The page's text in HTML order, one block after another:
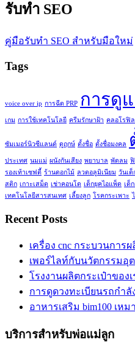
รับทำ SEO
คู่มือรับทำ SEO สำหรับมือใหม่
Tags
voice over ip การฉีด PRP การดู
เกม การใช้เทคโนโลยี ครีมรักษาฝ้า คลอโรฟิ
ซัมเมอร์นิวซีแลนด์ ดูฤกษ์ ตั้งชื่อ ตั้งชื่อมงคล
ประเทศ นมแม่ ผนังกันเสียง พยาบาล พัดลม ฟิ
รองเท้าเซฟตี้ ร้านดอกไม้ ลวดอลูมิเนียม วันเด็
สติก เกาะเสม็ด เช่าคอนโด เด็กยุคไอแพ็ด เด็
เทคโนโลยีสารสนเทศ เลี้ยงลูก โรคกระเพาะ
Recent Posts
เครื่อง cnc กระบวนการ
เพอร์ไลท์กับนวัตกรรมอุ
โรงงานผลิตกระเป๋าขอ
การดูดวงทะเบียนรถกำ
อาหารเสริม bim100 เ
บริการสำหรับพ่อแม่ลูก